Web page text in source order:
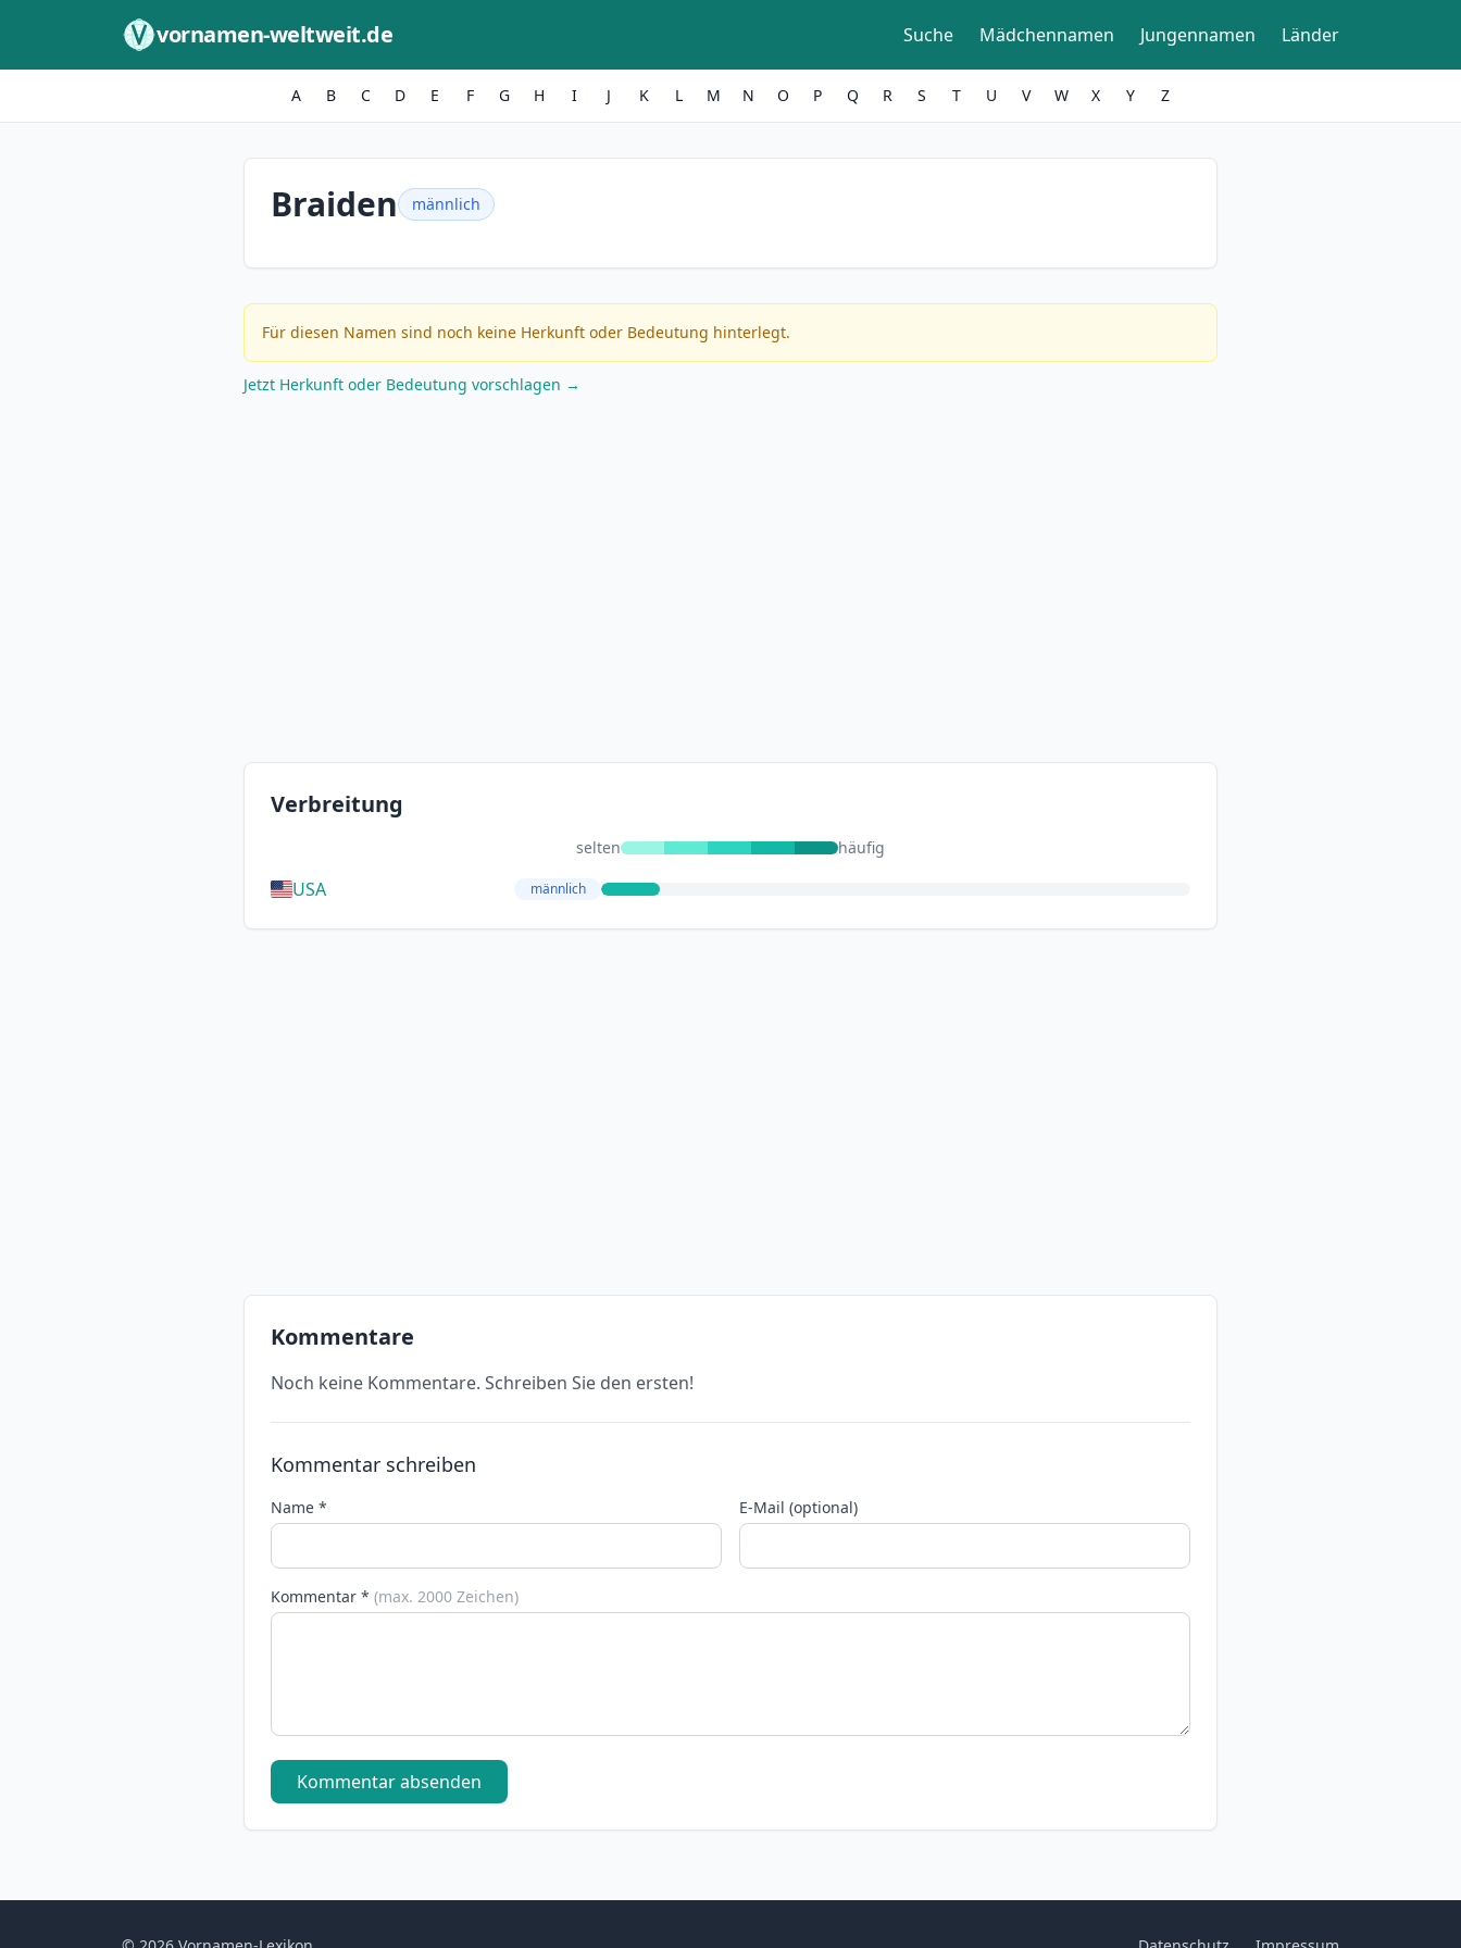
vornamen-weltweit.de Suche Mädchennamen Jungennamen Länder
A B C D E F G H I J K L M N O P Q R S T U V W X Y Z
Braiden männlich
Für diesen Namen sind noch keine Herkunft oder Bedeutung hinterlegt.
Jetzt Herkunft oder Bedeutung vorschlagen →
Verbreitung
selten häufig
USA männlich
Kommentare
Noch keine Kommentare. Schreiben Sie den ersten!
Kommentar schreiben
Name * E-Mail (optional)
Kommentar * (max. 2000 Zeichen)
Kommentar absenden